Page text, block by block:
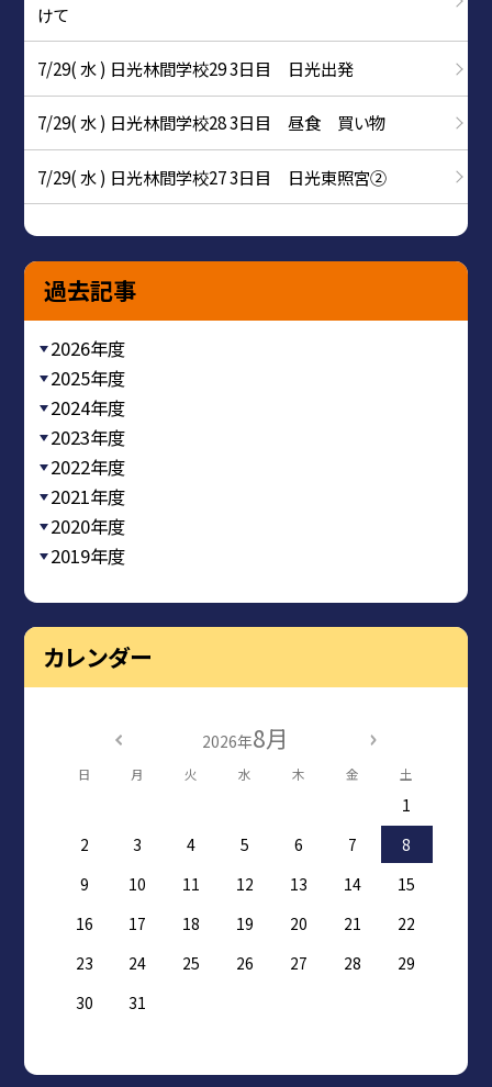
けて
7/29( 水 ) 日光林間学校29 3日目 日光出発
7/29( 水 ) 日光林間学校28 3日目 昼食 買い物
7/29( 水 ) 日光林間学校27 3日目 日光東照宮②
過去記事
2026年度
2025年度
2024年度
2023年度
2022年度
2021年度
2020年度
2019年度
カレンダー
2026年8月
日 月 火 水 木 金 土
1
2
3 4 5 6 7
8
9
10 11 12 13 14
15
16
17 18 19 20 21
22
23
24 25 26 27 28
29
30
31